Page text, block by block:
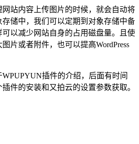
站内容上传图片的时候，就会自动将
存储中，我们可以定期到对象存储中备
以减少网站自身的占用磁盘量。且使
片或者附件，也可以提高WordPress
插件的介绍，后面有时间
件的安装和又拍云的设置参数获取。